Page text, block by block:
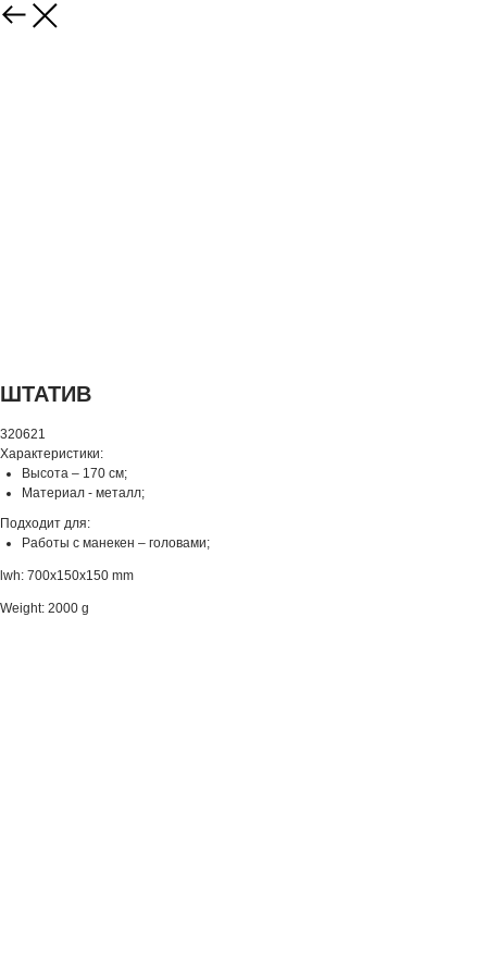
ШТАТИВ
320621
Характеристики:
Высота – 170 см;
Материал - металл;
Подходит для:
Работы с манекен – головами;
lwh: 700x150x150 mm
Weight: 2000 g